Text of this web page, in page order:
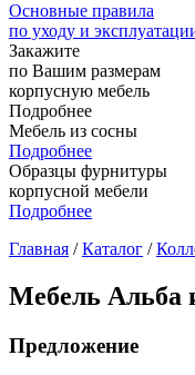
Основные правила
по уходу и
Закажите
по Вашим размерам
корпусную мебель
Подробнее
Мебель из сосны
Подробнее
Образцы фурнитуры
корпусной мебели
Подробнее
Главная /Каталог /
Мебель Альба
Предложение